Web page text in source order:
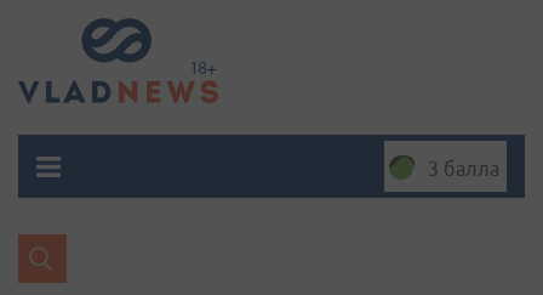
3 балла